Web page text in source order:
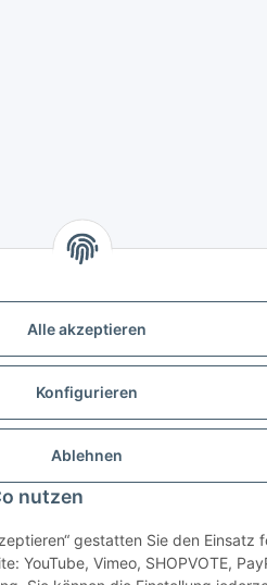
Alle akzeptieren
Konfigurieren
Ablehnen
nutzen
gestatten Sie den Einsatz
YouTube, Vimeo, SHOPVOTE,